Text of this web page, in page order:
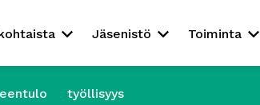
Jäsenistö Toiminta
työllisyys